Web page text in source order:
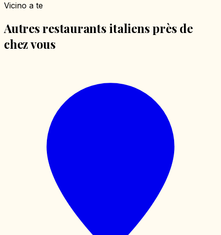
Vicino a te
Autres restaurants italiens près de
chez vous